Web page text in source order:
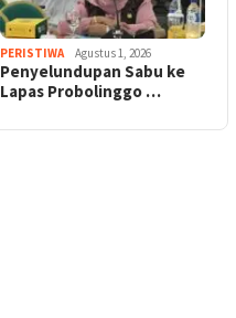
PERISTIWA Agustus 1, 2026
Penyelundupan Sabu ke
Lapas Probolinggo …